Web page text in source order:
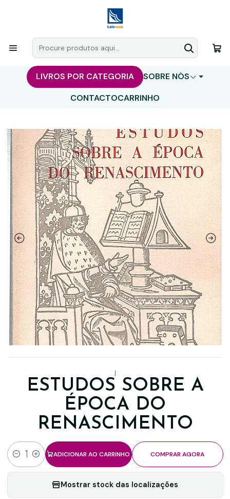
LIVROS POR CATEGORIA
SOBRE NÓS
CONTACTOCARRINHO
|
ESTUDOS SOBRE A
ÉPOCA DO
RENASCIMENTO
Quantidade
ADICIONAR AO CARRINHO COMPRAR AGORA
Mostrar stock das localizações